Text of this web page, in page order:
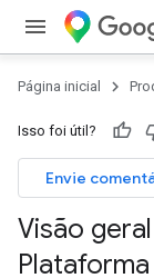
Página inicial
Isso foi útil?
Envie
Visão